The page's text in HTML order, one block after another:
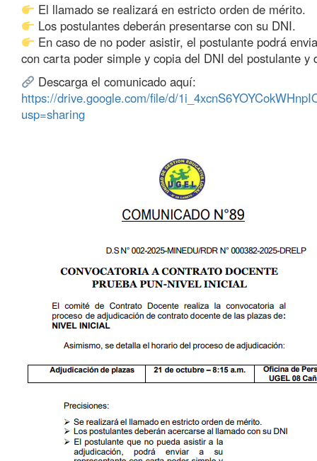
El llamado se realizará en estricto orden de mérito.
Los postulantes deberán presentarse con su DNI.
En caso de no poder asistir, el postulante podrá
con carta poder simple y copia del DNI del postulante y
Descarga el comunicado aquí:
https://drive.google.com/file/d/
usp=sharing